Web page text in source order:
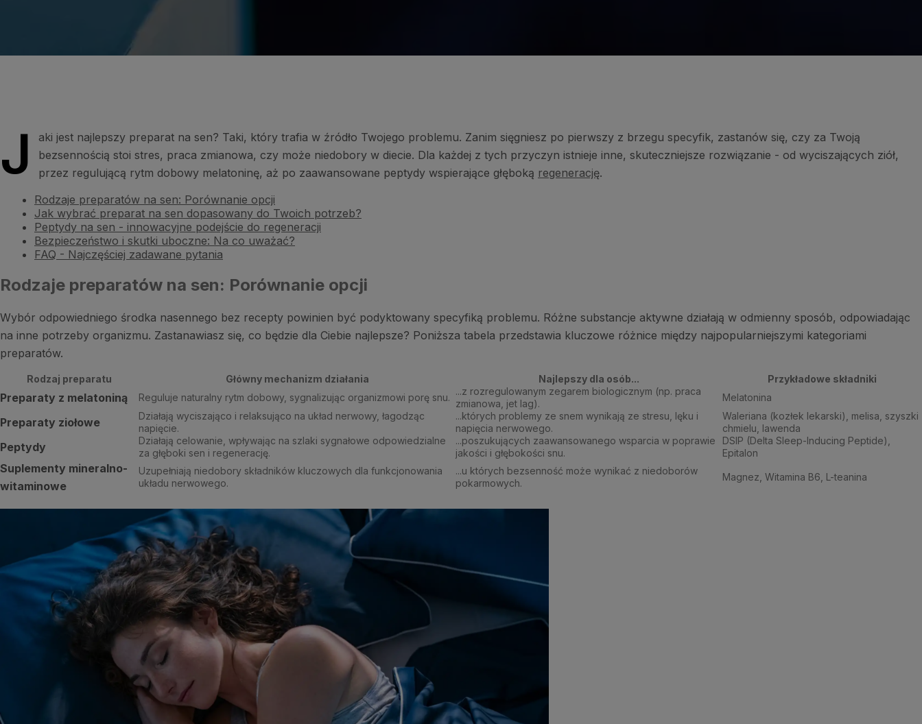
J
aki jest najlepszy preparat na sen? Taki, który trafia w źródło Twojego problemu. Zanim sięgniesz po pierwszy z brzegu specyfik, zastanów się, czy za Twoją
bezsennością stoi stres, praca zmianowa, czy może niedobory w diecie. Dla każdej z tych przyczyn istnieje inne, skuteczniejsze rozwiązanie - od wyciszających ziół,
przez regulującą rytm dobowy melatoninę, aż po zaawansowane peptydy wspierające głęboką regenerację.
Rodzaje preparatów na sen: Porównanie opcji
Jak wybrać preparat na sen dopasowany do Twoich potrzeb?
Peptydy na sen - innowacyjne podejście do regeneracji
Bezpieczeństwo i skutki uboczne: Na co uważać?
FAQ - Najczęściej zadawane pytania
Rodzaje preparatów na sen: Porównanie opcji
Wybór odpowiedniego środka nasennego bez recepty powinien być podyktowany specyfiką problemu. Różne substancje aktywne działają w odmienny sposób, odpowiadając
na inne potrzeby organizmu. Zastanawiasz się, co będzie dla Ciebie najlepsze? Poniższa tabela przedstawia kluczowe różnice między najpopularniejszymi kategoriami
preparatów.
Rodzaj preparatu Główny mechanizm działania Najlepszy dla osób... Przykładowe składniki
Preparaty z melatoniną Reguluje naturalny rytm dobowy, sygnalizując organizmowi porę snu.
...z rozregulowanym zegarem biologicznym (np. praca
zmianowa, jet lag).
Melatonina
Preparaty ziołowe
Działają wyciszająco i relaksująco na układ nerwowy, łagodząc
napięcie.
...których problemy ze snem wynikają ze stresu, lęku i
napięcia nerwowego.
Waleriana (kozłek lekarski), melisa, szyszki
chmielu, lawenda
Peptydy
Działają celowanie, wpływając na szlaki sygnałowe odpowiedzialne
za głęboki sen i regenerację.
...poszukujących zaawansowanego wsparcia w poprawie
jakości i głębokości snu.
DSIP (Delta Sleep-Inducing Peptide),
Epitalon
Suplementy mineralno-
witaminowe
Uzupełniają niedobory składników kluczowych dla funkcjonowania
układu nerwowego.
...u których bezsenność może wynikać z niedoborów
pokarmowych.
Magnez, Witamina B6, L-teanina